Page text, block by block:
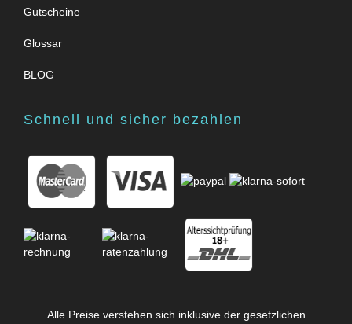
Gutscheine
Glossar
BLOG
Schnell und sicher bezahlen
Alle Preise verstehen sich inklusive der gesetzlichen